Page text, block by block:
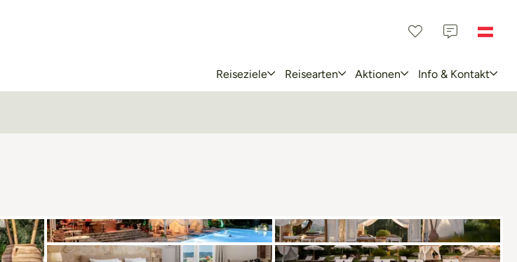
Reiseziele Reisearten Aktionen Info & Kontakt